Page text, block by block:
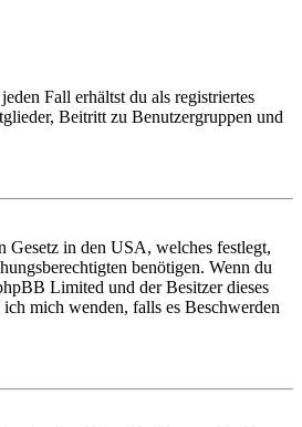
Fall erhältst du als registriertes
Beitritt zu Benutzergruppen und
Gesetz in den USA, welches festlegt,
benötigen. Wenn du
Limited und der Besitzer dieses
mich wenden, falls es Beschwerden